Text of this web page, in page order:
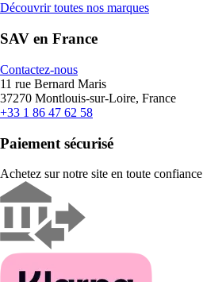
Découvrir toutes nos marques
SAV en France
Contactez-nous
11 rue Bernard Maris
37270 Montlouis-sur-Loire, France
+33 1 86 47 62 58
Paiement sécurisé
Achetez sur notre site en toute confiance